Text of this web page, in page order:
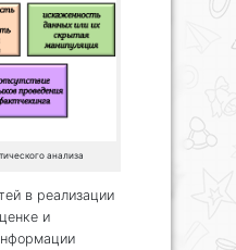
анализа
в реализации
и